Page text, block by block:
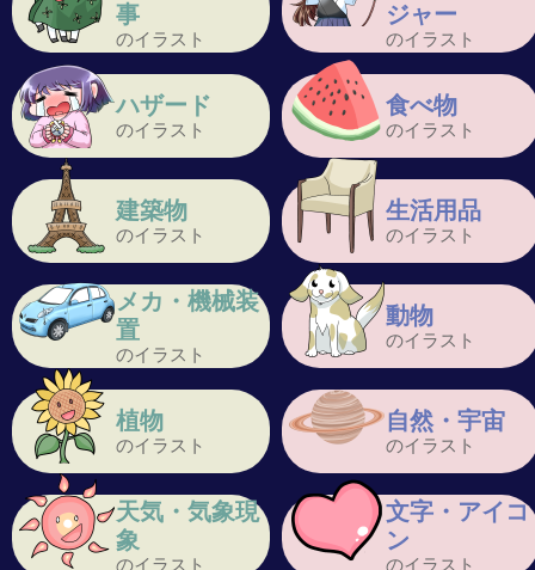
事
のイラスト
ジャー
のイラスト
ハザード
のイラスト
食べ物
のイラスト
建築物
のイラスト
生活用品
のイラスト
メカ・機械装
置
のイラスト
動物
のイラスト
植物
のイラスト
自然・宇宙
のイラスト
天気・気象現
象
のイラスト
文字・アイコ
ン
のイラスト